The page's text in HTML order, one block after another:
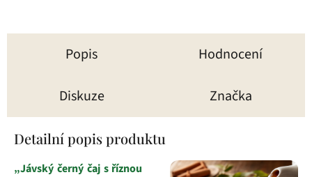
Popis Hodnocení
Diskuze Značka
Detailní popis produktu
„Jávský černý čaj s říznou